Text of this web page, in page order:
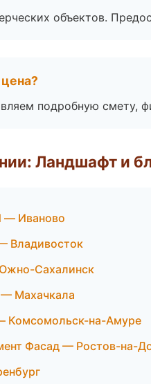
объектов.
подробную смету,
Ландшафт и
— Иваново
Владивосток
Сахалинск
Махачкала
Комсомольск-на-Амуре
Фасад — Ростов-на-